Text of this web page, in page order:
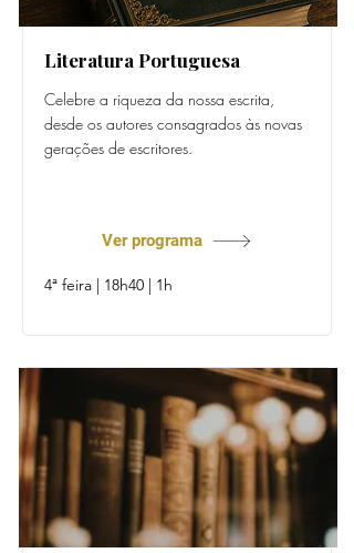
Literatura Portuguesa
Celebre a riqueza da nossa escrita,
desde os autores consagrados às novas
gerações de escritores.
Ver programa
4ª feira | 18h40 | 1h